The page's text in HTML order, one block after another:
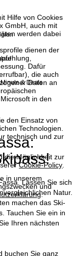
Hilfe von Cookies
GmbH, auch mit
werden dabei
dienen der
Dafür
die auch
Daten an
in den
den Einsatz von
Technologien.
technisch und zur
die Möglichkeit zur
Cookie-Policy.
in unserem
und
.
& Deals
Lassen Sie sich
Natur.
machen das Ski-
Tauchen Sie ein in
Ihren nächsten
buchen Sie ganz